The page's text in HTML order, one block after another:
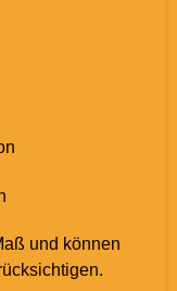
und können